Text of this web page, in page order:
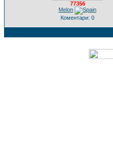
77356
Melon
Коментари: 0